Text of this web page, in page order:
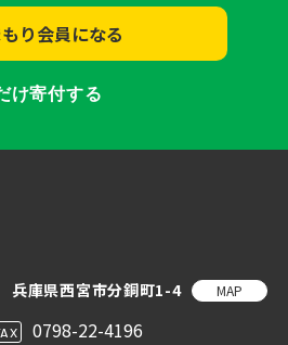
り会員になる
け寄付する
兵庫県西宮市分銅町1-4 MAP
0798-22-4196